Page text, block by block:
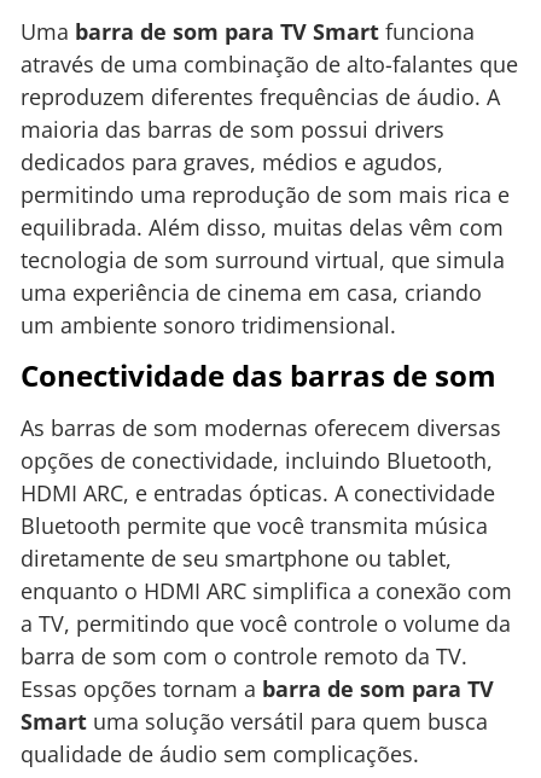
Uma barra de som para TV Smart funciona
através de uma combinação de alto-falantes que
reproduzem diferentes frequências de áudio. A
maioria das barras de som possui drivers
dedicados para graves, médios e agudos,
permitindo uma reprodução de som mais rica e
equilibrada. Além disso, muitas delas vêm com
tecnologia de som surround virtual, que simula
uma experiência de cinema em casa, criando
um ambiente sonoro tridimensional.
Conectividade das barras de som
As barras de som modernas oferecem diversas
opções de conectividade, incluindo Bluetooth,
HDMI ARC, e entradas ópticas. A conectividade
Bluetooth permite que você transmita música
diretamente de seu smartphone ou tablet,
enquanto o HDMI ARC simplifica a conexão com
a TV, permitindo que você controle o volume da
barra de som com o controle remoto da TV.
Essas opções tornam a barra de som para TV
Smart uma solução versátil para quem busca
qualidade de áudio sem complicações.